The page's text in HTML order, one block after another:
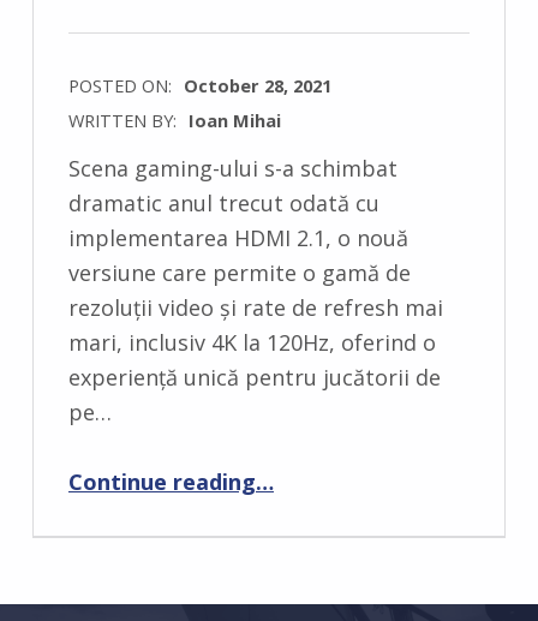
POSTED ON: October 28, 2021
WRITTEN BY: Ioan Mihai
C
O
M
0
Scena gaming-ului s-a schimbat
dramatic anul trecut odată cu
implementarea HDMI 2.1, o nouă
versiune care permite o gamă de
rezoluții video și rate de refresh mai
mari, inclusiv 4K la 120Hz, oferind o
experiență unică pentru jucătorii de
pe…
Continue reading“Philips lansează noua generație de monitoare Momentum Designed for Xbox cu HDMI 2.1”
…